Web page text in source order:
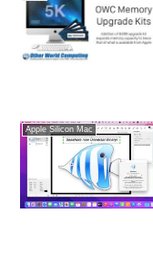
Apple Silicon Mac